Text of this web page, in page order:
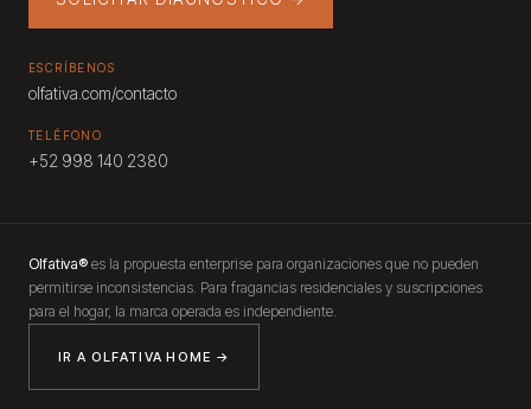
ESCRÍBENOS
olfativa.com/contacto
TELÉFONO
+52 998 140 2380
Olfativa® es la propuesta enterprise para organizaciones que no pueden
permitirse inconsistencias. Para fragancias residenciales y suscripciones
para el hogar, la marca operada es independiente.
IR A OLFATIVA HOME →